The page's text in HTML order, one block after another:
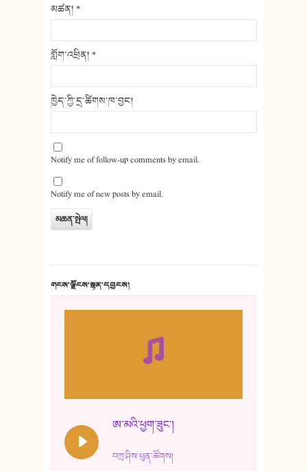
མཚན། *
གློག་འཕྲིན། *
ཁྱེད་ཀྱི་དྲ་ཚིགས་ཁ་བྱང།
Notify me of follow-up comments by email.
Notify me of new posts by email.
གངས་ལྗོངས་སྙན་དབྱངས།
ཨ་མའི་ཕྱག་ཟུང་།
བཀྲ་ཤིས་ཕུན་ཚོགས།